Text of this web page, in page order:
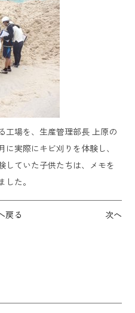
工場を、生産管理部長 上原の
実際にキビ刈りを体験し、
していた子供たちは、メモを
た。
戻る 次へ